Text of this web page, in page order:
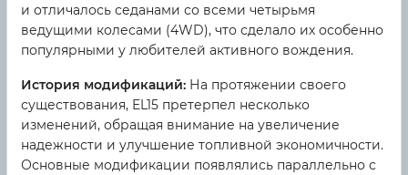
и отличалось седанами со всеми четырьмя
ведущими колесами (4WD), что сделало их особенно
популярными у любителей активного вождения.
История модификаций: На протяжении своего
существования, EL15 претерпел несколько
изменений, обращая внимание на увеличение
надежности и улучшение топливной экономичности.
Основные модификации появлялись параллельно с